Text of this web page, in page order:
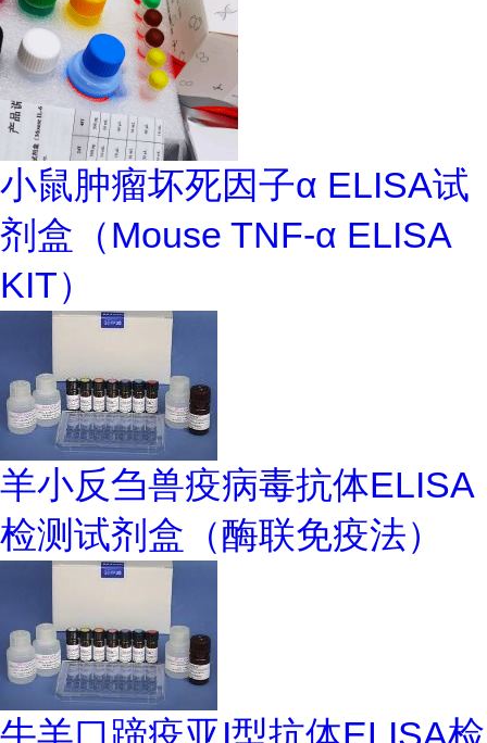
小鼠肿瘤坏死因子α ELISA试
剂盒（Mouse TNF-α ELISA
KIT）
羊小反刍兽疫病毒抗体ELISA
检测试剂盒（酶联免疫法）
牛羊口蹄疫亚I型抗体ELISA检